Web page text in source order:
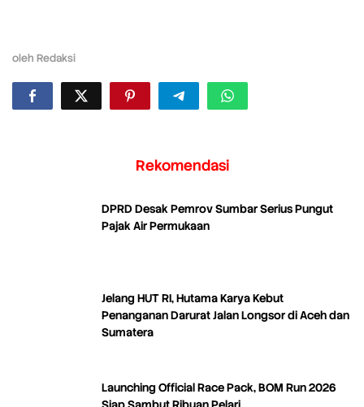
oleh Redaksi
Rekomendasi
DPRD Desak Pemrov Sumbar Serius Pungut
Pajak Air Permukaan
Jelang HUT RI, Hutama Karya Kebut
Penanganan Darurat Jalan Longsor di Aceh dan
Sumatera
Launching Official Race Pack, BOM Run 2026